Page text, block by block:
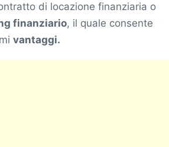
di locazione finanziaria o
finanziario, il quale consente
vantaggi.